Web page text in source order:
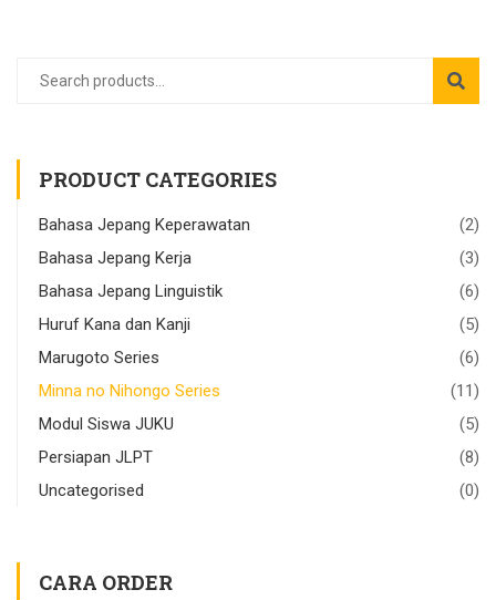
PRODUCT CATEGORIES
Bahasa Jepang Keperawatan
(2)
Bahasa Jepang Kerja
(3)
Bahasa Jepang Linguistik
(6)
Huruf Kana dan Kanji
(5)
Marugoto Series
(6)
Minna no Nihongo Series
(11)
Modul Siswa JUKU
(5)
Persiapan JLPT
(8)
Uncategorised
(0)
CARA ORDER